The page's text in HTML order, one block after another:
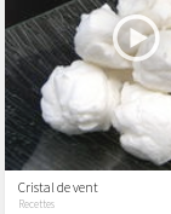
Cristal de vent
Recettes